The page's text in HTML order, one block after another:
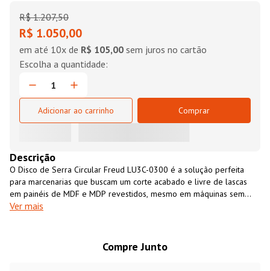
R$ 1.207,50
R$ 1.050,00
em até 10x de R$ 105,00 sem juros no cartão
Adicionar ao carrinho Comprar
Descrição
O Disco de Serra Circular Freud LU3C-0300 é a solução perfeita
para marcenarias que buscam um corte acabado e livre de lascas
em painéis de MDF e MDP revestidos, mesmo em máquinas sem
riscador. Sua geometria de dentes trapezoidais côncavos com
superior quanto na inferior da chapa. Além disso, o disco apresenta
excelente rendimento e estabilidade em painéis com substrato de
Ver mais
Compre Junto